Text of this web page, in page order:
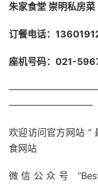
朱家食堂 崇明私房菜
订餐电话：
座机号码：021-
—————————
欢迎访问官方网站 ”
食网站
微信公众号